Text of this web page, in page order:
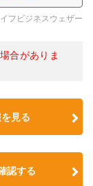
フビジネスウェザー
合がありま
見る
認する